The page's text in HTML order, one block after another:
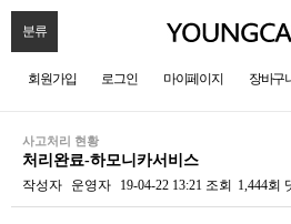
분류
회원가입 로그인 마이페이지 장바구
사고처리 현황
처리완료-하모니카서비스
작성자 운영자 19-04-22 13:21 조회 1,444회